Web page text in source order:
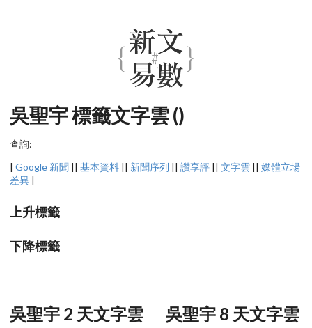
吳聖宇 標籤文字雲 ()
查詢:
| Google 新聞 || 基本資料 || 新聞序列 || 讚享評 || 文字雲 || 媒體立場
差異 |
上升標籤
下降標籤
吳聖宇 2 天文字雲 吳聖宇 8 天文字雲